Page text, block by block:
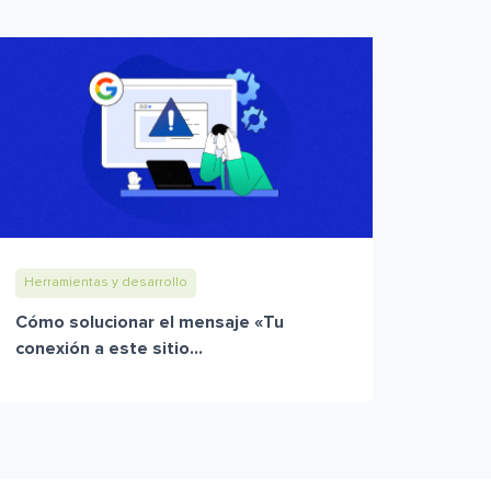
Herramientas y desarrollo
Cómo solucionar el mensaje «Tu
conexión a este sitio...